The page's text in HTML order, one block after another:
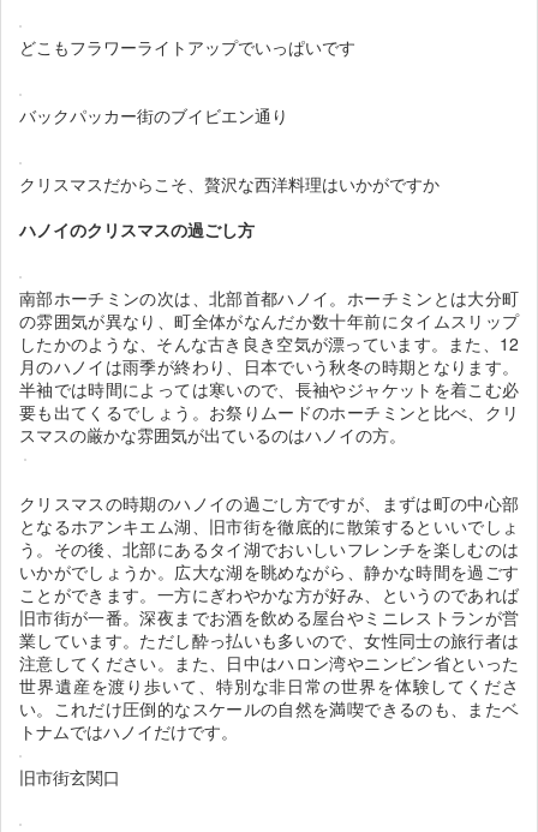
どこもフラワーライトアップでいっぱいです
バックパッカー街のブイビエン通り
クリスマスだからこそ、贅沢な西洋料理はいかがですか
ハノイのクリスマスの過ごし方
南部ホーチミンの次は、北部首都ハノイ。ホーチミンとは大分町
の雰囲気が異なり、町全体がなんだか数十年前にタイムスリップ
したかのような、そんな古き良き空気が漂っています。また、12
月のハノイは雨季が終わり、日本でいう秋冬の時期となります。
半袖では時間によっては寒いので、長袖やジャケットを着こむ必
要も出てくるでしょう。お祭りムードのホーチミンと比べ、クリ
スマスの厳かな雰囲気が出ているのはハノイの方。
クリスマスの時期のハノイの過ごし方ですが、まずは町の中心部
となるホアンキエム湖、旧市街を徹底的に散策するといいでしょ
う。その後、北部にあるタイ湖でおいしいフレンチを楽しむのは
いかがでしょうか。広大な湖を眺めながら、静かな時間を過ごす
ことができます。一方にぎわやかな方が好み、というのであれば
旧市街が一番。深夜までお酒を飲める屋台やミニレストランが営
業しています。ただし酔っ払いも多いので、女性同士の旅行者は
注意してください。また、日中はハロン湾やニンビン省といった
世界遺産を渡り歩いて、特別な非日常の世界を体験してくださ
い。これだけ圧倒的なスケールの自然を満喫できるのも、またベ
トナムではハノイだけです。
旧市街玄関口